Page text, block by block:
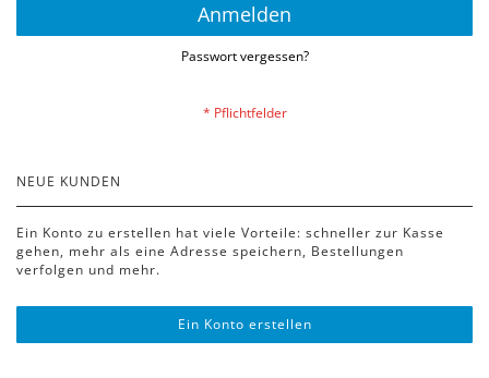
Anmelden
Passwort vergessen?
NEUE KUNDEN
Ein Konto zu erstellen hat viele Vorteile: schneller zur Kasse
gehen, mehr als eine Adresse speichern, Bestellungen
verfolgen und mehr.
Ein Konto erstellen